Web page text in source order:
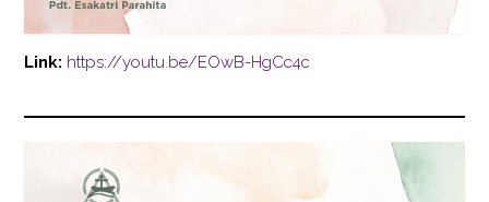
Link: https://youtu.be/EOwB-HgCc4c